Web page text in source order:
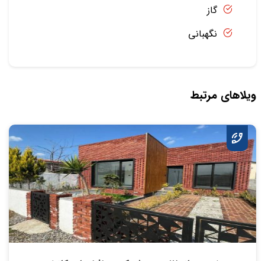
گاز
نگهبانی
ویلاهای مرتبط